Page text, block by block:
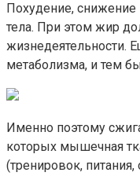
Похудение,
тела. При этом жир
жизнедеятельности.
метаболизма, и тем
Именно поэтому
которых мышечная
(тренировок,